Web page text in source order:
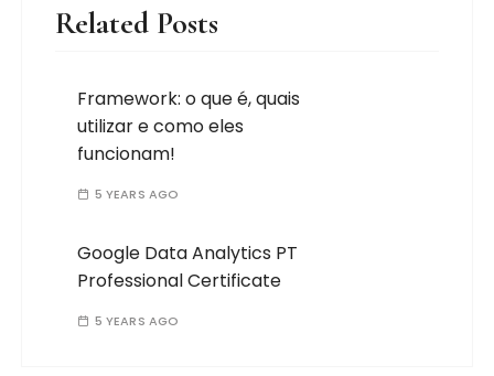
Related Posts
Framework: o que é, quais
utilizar e como eles
funcionam!
5 YEARS AGO
Google Data Analytics PT
Professional Certificate
5 YEARS AGO